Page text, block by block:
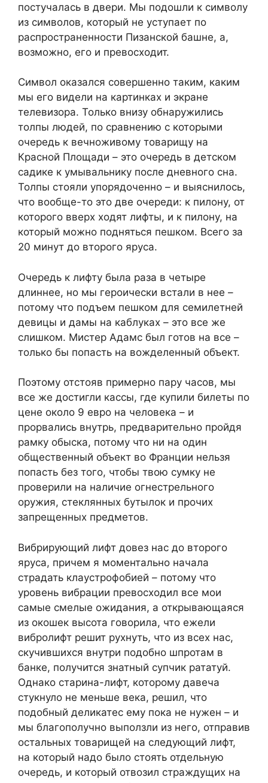
постучалась в двери. Мы подошли к символу
из символов, который не уступает по
распространенности Пизанской башне, а,
возможно, его и превосходит.
Символ оказался совершенно таким, каким
мы его видели на картинках и экране
телевизора. Только внизу обнаружились
толпы людей, по сравнению с которыми
очередь к вечноживому товарищу на
Красной Площади – это очередь в детском
садике к умывальнику после дневного сна.
Толпы стояли упорядоченно – и выяснилось,
что вообще-то это две очереди: к пилону, от
которого вверх ходят лифты, и к пилону, на
который можно подняться пешком. Всего за
20 минут до второго яруса.
Очередь к лифту была раза в четыре
длиннее, но мы героически встали в нее –
потому что подъем пешком для семилетней
девицы и дамы на каблуках – это все же
слишком. Мистер Адамс был готов на все –
только бы попасть на вожделенный объект.
Поэтому отстояв примерно пару часов, мы
все же достигли кассы, где купили билеты по
цене около 9 евро на человека – и
прорвались внутрь, предварительно пройдя
рамку обыска, потому что ни на один
общественный объект во Франции нельзя
попасть без того, чтобы твою сумку не
проверили на наличие огнестрельного
оружия, стеклянных бутылок и прочих
запрещенных предметов.
Вибрирующий лифт довез нас до второго
яруса, причем я моментально начала
страдать клаустрофобией – потому что
уровень вибрации превосходил все мои
самые смелые ожидания, а открывающаяся
из окошек высота говорила, что ежели
вибролифт решит рухнуть, что из всех нас,
скучившихся внутри подобно шпротам в
банке, получится знатный супчик рататуй.
Однако старина-лифт, которому давеча
стукнуло не меньше века, решил, что
подобный деликатес ему пока не нужен – и
мы благополучно выползли из него, отправив
остальных товарищей на следующий лифт,
на который надо было стоять отдельную
очередь, и который отвозил страждущих на